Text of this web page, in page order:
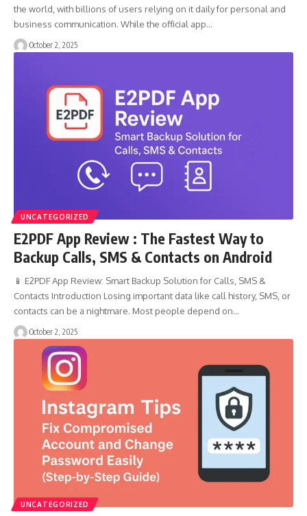
the world, with billions of users relying on it daily for personal and
business communication. While the official app…
October 2, 2025
UNCATEGORIZED
E2PDF App Review : The Fastest Way to
Backup Calls, SMS & Contacts on Android
📱 E2PDF App Review: Smart Backup Solution for Calls, SMS &
Contacts Introduction Losing important data like call history, SMS, or
contacts can be a nightmare. Most people depend on…
October 2, 2025
UNCATEGORIZED